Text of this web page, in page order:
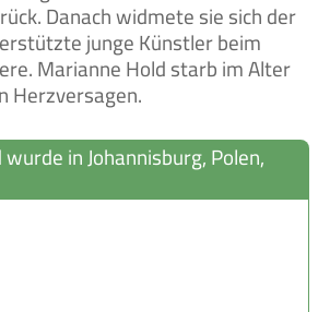
Danach widmete sie sich der
junge Künstler beim
Marianne Hold starb im Alter
Herzversagen.
in Johannisburg, Polen,